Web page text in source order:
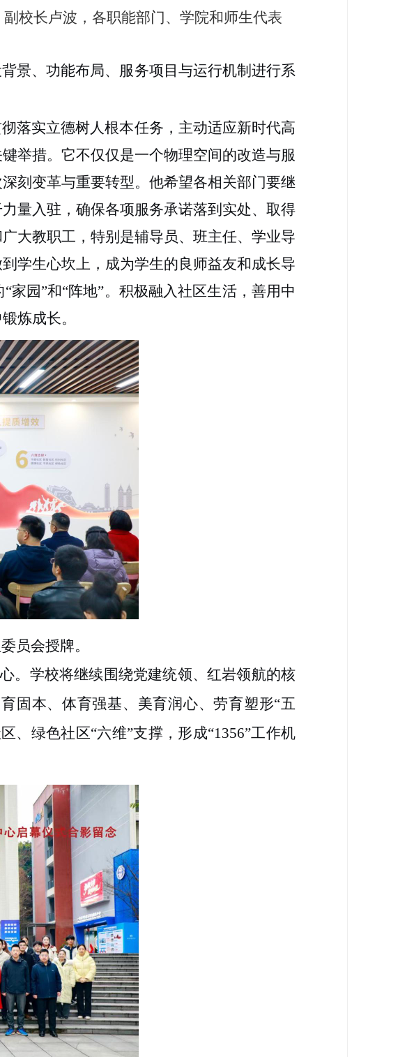
校长卢波，各职能部门、学院和师生代表
景、功能布局、服务项目与运行机制进行系
落实立德树人根本任务，主动适应新时代高
举措。它不仅仅是一个物理空间的改造与服
刻变革与重要转型。他希望各相关部门要继
量入驻，确保各项服务承诺落到实处、取得
大教职工，特别是辅导员、班主任、学业导
学生心坎上，成为学生的良师益友和成长导
园”和“阵地”。积极融入社区生活，善用中
炼成长。
员会授牌。
。学校将继续围绕党建统领、红岩领航的核
固本、体育强基、美育润心、劳育塑形“五
、绿色社区“六维”支撑，形成“1356”工作机